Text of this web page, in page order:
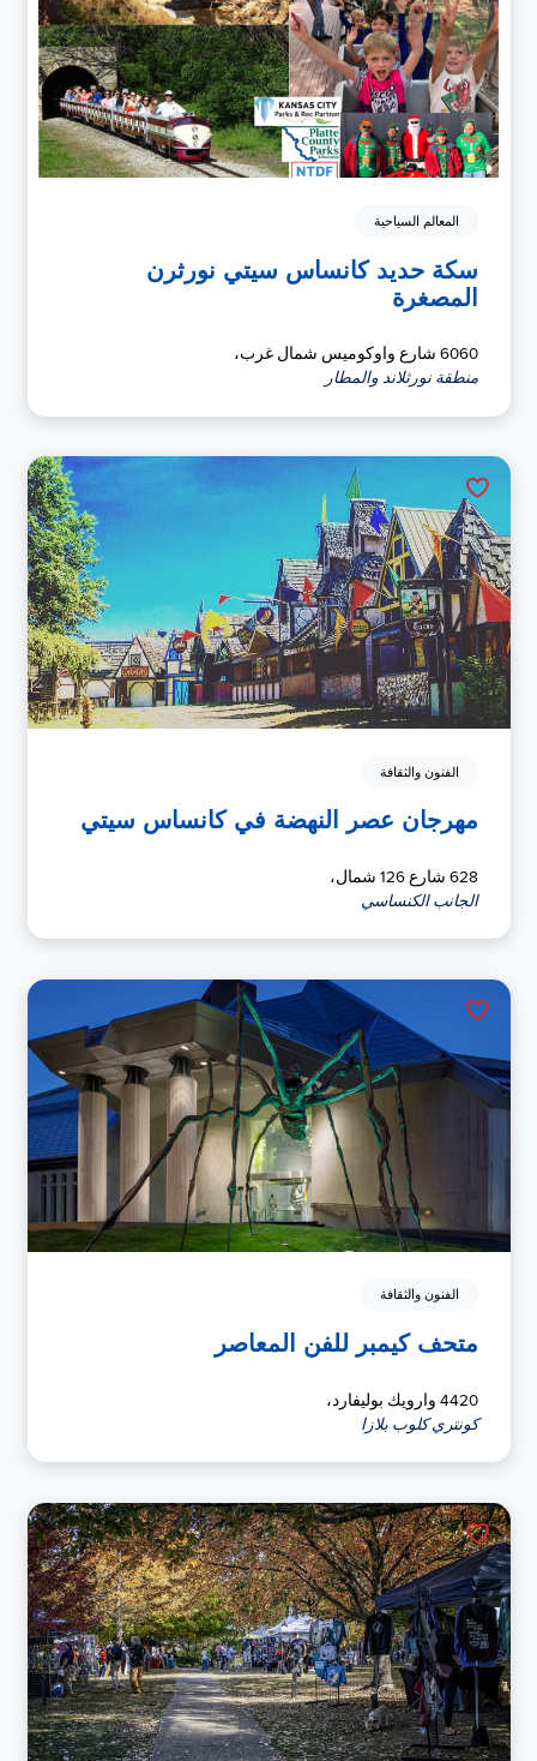
المعالم السياحية
سكة حديد كانساس سيتي نورثرن
المصغرة
6060 شارع واوكوميس شمال غرب،
منطقة نورثلاند والمطار
الفنون والثقافة
مهرجان عصر النهضة في كانساس سيتي
628 شارع 126 شمال،
الجانب الكنساسي
الفنون والثقافة
متحف كيمبر للفن المعاصر
4420 وارويك بوليفارد،
كونتري كلوب بلازا